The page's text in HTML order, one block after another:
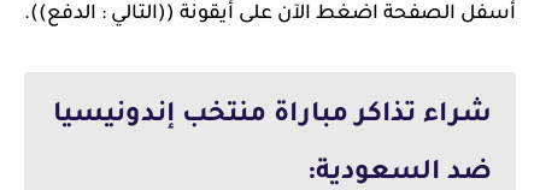
أسفل الصفحة اضغط الآن على أيقونة ((التالي : الدفع)).
شراء تذاكر مباراة منتخب إندونيسيا
ضد السعودية: